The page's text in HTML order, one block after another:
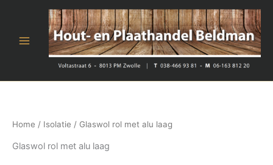
Home / Isolatie / Glaswol rol met alu laag
Glaswol rol met alu laag